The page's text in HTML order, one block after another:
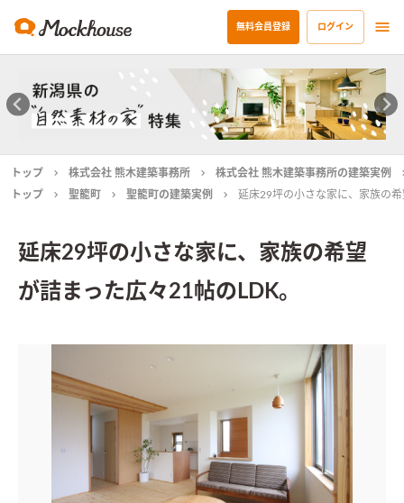
無料会員登録 ログイン
トップ 株式会社 熊木建築事務所
株式会社 熊木建築事務所の建築実例
トップ
聖籠町 聖籠町の建築実例 延床29坪の小さな家に、家族の
延床29坪の小さな家に、家族の希望
が詰まった広々21帖のLDK。